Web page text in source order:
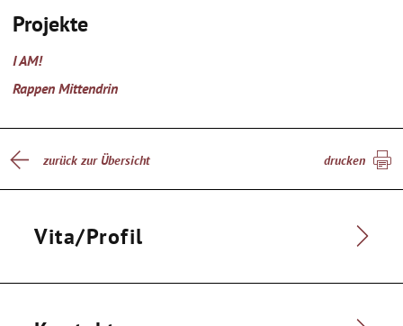
Projekte
I AM!
Rappen Mittendrin
zurück zur Übersicht drucken
Vita/Profil